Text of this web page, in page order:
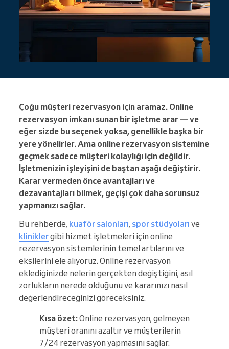
Çoğu müşteri rezervasyon için aramaz. Online
rezervasyon imkanı sunan bir işletme arar — ve
eğer sizde bu seçenek yoksa, genellikle başka bir
yere yönelirler. Ama online rezervasyon sistemine
geçmek sadece müşteri kolaylığı için değildir.
İşletmenizin işleyişini de baştan aşağı değiştirir.
Karar vermeden önce avantajları ve
dezavantajları bilmek, geçişi çok daha sorunsuz
yapmanızı sağlar.
Bu rehberde, kuaför salonları, spor stüdyoları ve
kliniklergibi hizmet işletmeleri için online
rezervasyon sistemlerinin temel artılarını ve
eksilerini ele alıyoruz. Online rezervasyon
eklediğinizde nelerin gerçekten değiştiğini, asıl
zorlukların nerede olduğunu ve kararınızı nasıl
değerlendireceğinizi göreceksiniz.
Kısa özet:Online rezervasyon, gelmeyen
müşteri oranını azaltır ve müşterilerin
7/24 rezervasyon yapmasını sağlar.